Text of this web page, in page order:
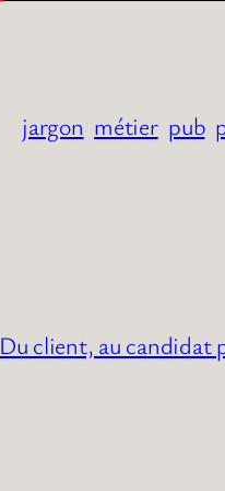
jargon métier pub
Du client, au candidat